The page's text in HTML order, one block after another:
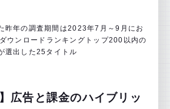
昨年の調査期間は2023年7月～9月にお
ウンロードランキングトップ200以内の
選出した25タイトル
広告と課金のハイブリッ